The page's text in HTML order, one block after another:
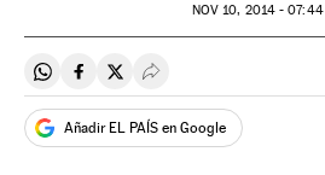
NOV 10, 2014 - 07:44
Compartir en Whatsapp
Compartir en Facebook
Compartir en Twitter
Desplegar Redes
Añadir EL PAÍS en Google